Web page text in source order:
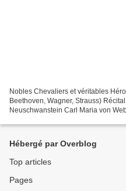
Nobles Chevaliers et véritables
Beethoven, Wagner, Strauss)
Neuschwanstein Carl Maria von
Hébergé par Overblog
Top articles
Pages